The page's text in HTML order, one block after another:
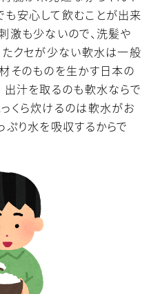
安心して飲むことが出来
激も少ないので、洗髪や
たクセが少ない軟水は一般
そのものを生かす日本の
出汁を取るのも軟水ならで
くら炊けるのは軟水がお
ぷり水を吸収するからで